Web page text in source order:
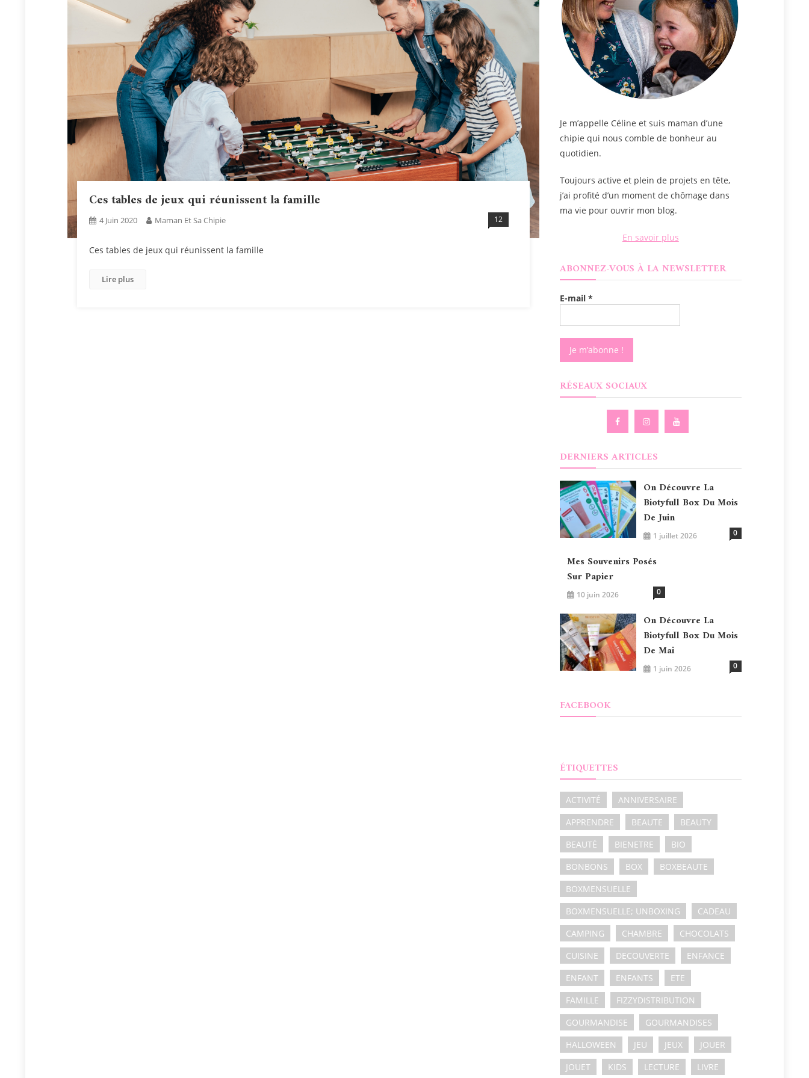
Ces tables de jeux qui réunissent la famille
4 Juin 2020 Maman Et Sa Chipie 12
Ces tables de jeux qui réunissent la famille
Lire plus
Je m’appelle Céline et suis maman d’une
chipie qui nous comble de bonheur au
quotidien.
Toujours active et plein de projets en tête,
j’ai profité d’un moment de chômage dans
ma vie pour ouvrir mon blog.
En savoir plus
ABONNEZ-VOUS À LA NEWSLETTER
E-mail *
RÉSEAUX SOCIAUX
DERNIERS ARTICLES
On Découvre La
Biotyfull Box Du Mois
De Juin
1 juillet 2026 0
Mes Souvenirs Posés
Sur Papier
10 juin 2026 0
On Découvre La
Biotyfull Box Du Mois
De Mai
1 juin 2026 0
FACEBOOK
ÉTIQUETTES
ACTIVITÉ
ANNIVERSAIRE
APPRENDRE
BEAUTE
BEAUTY
BEAUTÉ
BIENETRE
BIO
BONBONS
BOX
BOXBEAUTE
BOXMENSUELLE
BOXMENSUELLE; UNBOXING
CADEAU
CAMPING
CHAMBRE
CHOCOLATS
CUISINE
DECOUVERTE
ENFANCE
ENFANT
ENFANTS
ETE
FAMILLE
FIZZYDISTRIBUTION
GOURMANDISE
GOURMANDISES
HALLOWEEN
JEU JEUX
JOUER
JOUET
KIDS LECTURE LIVRE